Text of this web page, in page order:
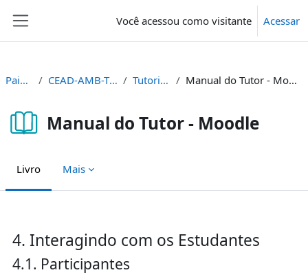
Você acessou como visitante Acessar
Painel CEAD-AMB-TUT Tutoriais Manual do Tutor - Moodle
Manual do Tutor - Moodle
Livro Mais
4. Interagindo com os Estudantes
4.1. Participantes